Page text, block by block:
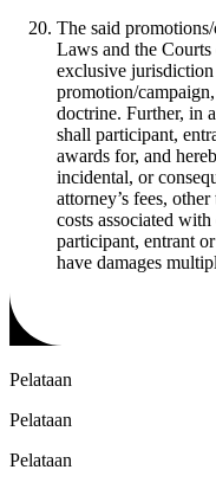
The said
Laws and the
exclusive
promotion/
doctrine. Further, in
shall participant,
awards for, and
incidental, or
attorney’s fees,
costs associated
participant, entrant
have damages
Pelataan
Pelataan
Pelataan